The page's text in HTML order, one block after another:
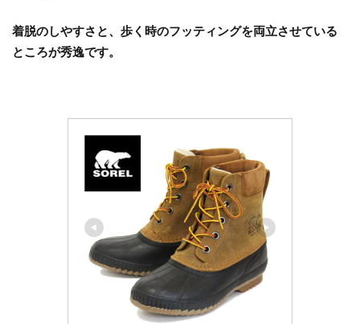
着脱のしやすさと、歩く時のフッティングを両立させている
ところが秀逸です。